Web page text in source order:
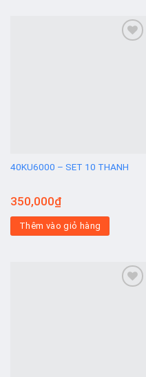
40KU6000 – SET 10 THANH
350,000₫
Thêm vào giỏ hàng